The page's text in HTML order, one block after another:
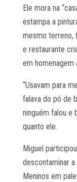
Ele mora na
estampa a
mesmo terreno,
e restaurante
em homenagem
“Usavam para
falava do pó de
ninguém falou e
quanto ele.
Miguel
descontaminar a
Meninos em